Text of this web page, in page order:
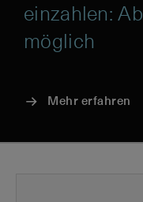
einzahlen:
möglich
Mehr erfahren